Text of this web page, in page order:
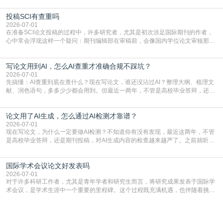
到秃头。这时候靠谱的AI降重真的就是救命稻草，选对工具，半天就能搞定你两
三天都做不完的事。不是所有人都需要用AI降重，但如果你符合下面这些场景，
真的可以试试：初稿写完重复率远超要
投稿SCI有查重吗
2026-07-01
在准备SCI论文投稿的过程中，许多研究者，尤其是初次涉足国际期刊的作者，
心中常会浮现这样一个疑问：期刊编辑部在审稿前，会像国内学位论文审核那
论文的初审通过率。实际上，SCI期刊对重复内容的审查是严谨投稿流程中不可
或缺的一环。本篇AEIC学术交流中心小编就为大家介绍“投稿SCI有查重吗”。
一、查重是标准流程答案是明确的：绝大多数S
写论文用到AI，怎么AI查重才准确合规不踩坑？
2026-07-01
先搞懂：AI查重到底在查什么？现在写论文，谁还没沾过AI？整理大纲、梳理文
献、润色语句，多多少少都会用到。但最近一两年，不管是高校毕业答辩，还是
须加做AI查重。很多人分不清，AI查重和普通查重到底有啥区别？这里说透：普
通查重查的是你的文字和已公开文献的重复比例，防的是抄袭；AI查重查的是你
的内容里，有多少是AI生成的，防的是过
论文用了AI生成，怎么通过AI检测才靠谱？
2026-07-01
现在写论文，为什么一定要做AI检测？不知道你有没有发现，最近这两年，不管
是高校毕业答辩，还是期刊投稿，对AI生成内容的检查越来越严了。之前就听身
要求修改，还差点被判定学术不规范，真的太冤了。现在国内多数高校和核心期
刊，都已经明确出台了相关规定：如果使用AI生成内容辅助写作，必须明确标
注，未标注的AI生成内容会被认定为不符合学
国际学术会议论文好发表吗
2026-07-01
对于许多科研工作者，尤其是青年学者和研究生而言，将研究成果发表于国际学
术会议，是学术生涯中一个重要的里程碑。这个过程既充满机遇，也伴随着挑